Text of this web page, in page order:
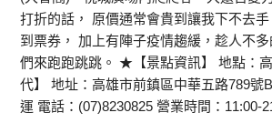
打折的話， 原價通常會貴到讓我下不去
到票券， 加上有陣子疫情趨緩，趁人不
們來跑跑跳跳。 ★【景點資訊】 地點：
代】 地址：高雄市前鎮區中華五路789號
運 電話：(07)8230825 營業時間：